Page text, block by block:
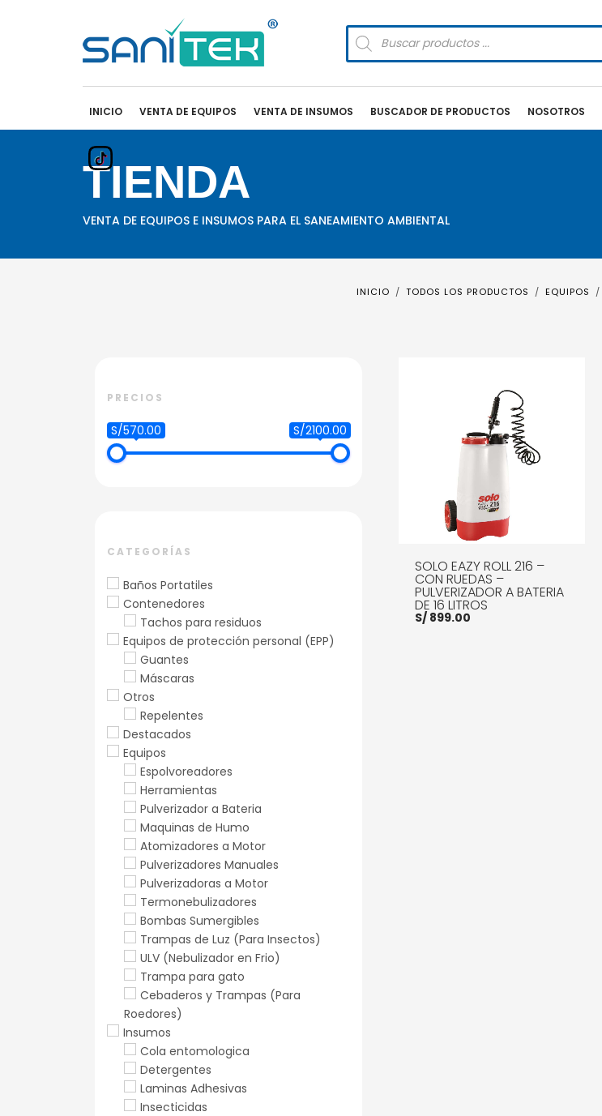
Búsqueda
de
productos
INICIO VENTA DE EQUIPOS VENTA DE INSUMOS BUSCADOR DE PRODUCTOS NOSOTROS
TIENDA
VENTA DE EQUIPOS E INSUMOS PARA EL SANEAMIENTO AMBIENTAL
INICIO TODOS LOS PRODUCTOS EQUIPOS
SOLO EAZY ROLL 216 –
CON RUEDAS –
PULVERIZADOR A BATERIA
DE 16 LITROS
S/ 899.00
PRECIOS
S/570.00 S/2100.00
CATEGORÍAS
Baños Portatiles
Contenedores
Tachos para residuos
Equipos de protección personal (EPP)
Guantes
Máscaras
Otros
Repelentes
Destacados
Equipos
Espolvoreadores
Herramientas
Pulverizador a Bateria
Maquinas de Humo
Atomizadores a Motor
Pulverizadores Manuales
Pulverizadoras a Motor
Termonebulizadores
Bombas Sumergibles
Trampas de Luz (Para Insectos)
ULV (Nebulizador en Frio)
Trampa para gato
Cebaderos y Trampas (Para
Roedores)
Insumos
Cola entomologica
Detergentes
Laminas Adhesivas
Insecticidas